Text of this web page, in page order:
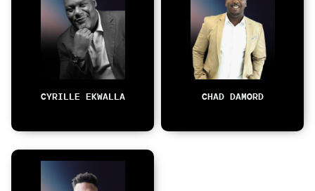
CYRILLE EKWALLA CHAD DAMORD